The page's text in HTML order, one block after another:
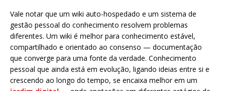
Vale notar que um wiki auto-hospedado e um sistema de
gestão pessoal do conhecimento resolvem problemas
diferentes. Um wiki é melhor para conhecimento estável,
compartilhado e orientado ao consenso — documentação
que converge para uma fonte da verdade. Conhecimento
pessoal que ainda está em evolução, ligando ideias entre si e
crescendo ao longo do tempo, se encaixa melhor em um